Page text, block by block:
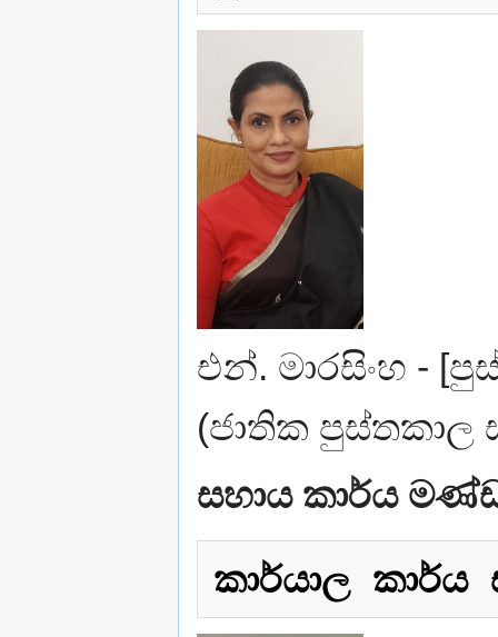
එන්. මාරසිංහ -
(ජාතික පුස්තකාල
සහාය කාර්ය
කාර්යාල කාර්ය